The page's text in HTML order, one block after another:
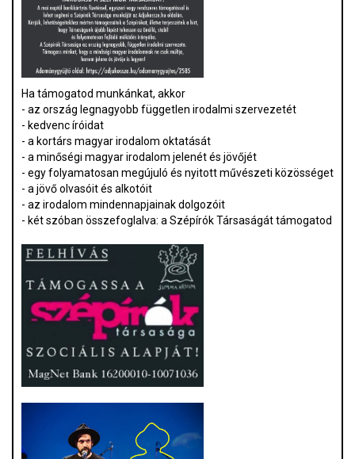
Ha támogatod munkánkat, akkor
- az ország legnagyobb független irodalmi szervezetét
- kedvenc íróidat
- a kortárs magyar irodalom oktatását
- a minőségi magyar irodalom jelenét és jövőjét
- egy folyamatosan megújuló és nyitott művészeti közösséget
- a jövő olvasóit és alkotóit
- az irodalom mindennapjainak dolgozóit
- két szóban összefoglalva: a Szépírók Társaságát támogatod